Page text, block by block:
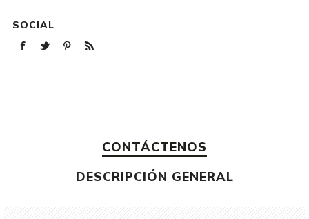
SOCIAL
CONTÁCTENOS
DESCRIPCIÓN GENERAL